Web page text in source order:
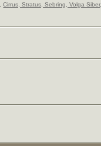
,Cirrus, Stratus, Sebring, Volga Siber,